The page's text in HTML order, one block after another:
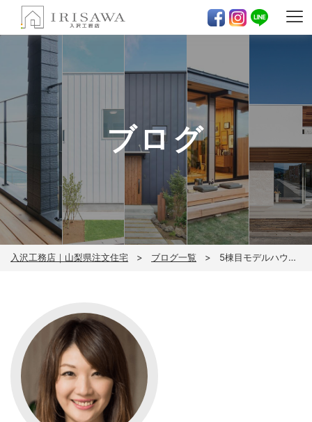
ブログ
入沢工務店｜山梨県注文住宅 ブログ一覧 5棟目モデルハウス地鎮祭＆モデルハウス販売開始のお知らせ